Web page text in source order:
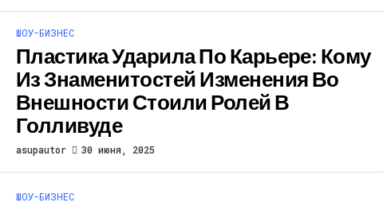
ШОУ-БИЗНЕС
Пластика Ударила По Карьере: Кому
Из Знаменитостей Изменения Во
Внешности Стоили Ролей В
Голливуде
asupautor 30 июня, 2025
ШОУ-БИЗНЕС